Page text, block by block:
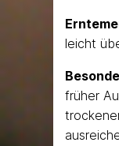
leicht
früher